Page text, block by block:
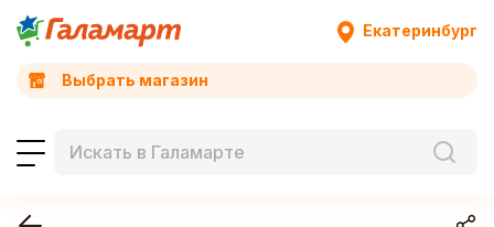
Екатеринбург
Выбрать магазин